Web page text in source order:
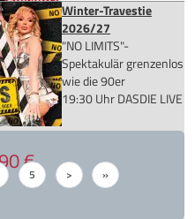
€
Winter-Travestie
2026/27
"NO LIMITS"-
Spektakulär grenzenlos
wie die 90er
19:30 Uhr DASDIE LIVE
€
5 > »